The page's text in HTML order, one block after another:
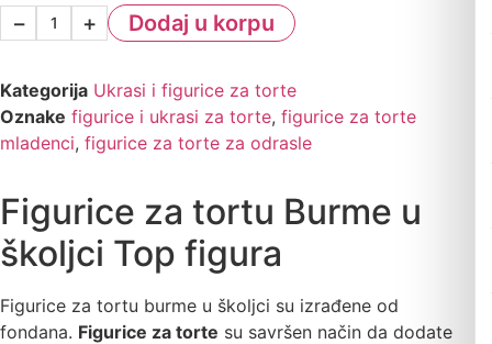
− + Dodaj u korpu
Kategorija Ukrasi i figurice za torte
Oznake figurice i ukrasi za torte, figurice za torte
mladenci, figurice za torte za odrasle
Figurice za tortu Burme u
školjci Top figura
Figurice za tortu burme u školjci su izrađene od
fondana. Figurice za torte su savršen način da dodate